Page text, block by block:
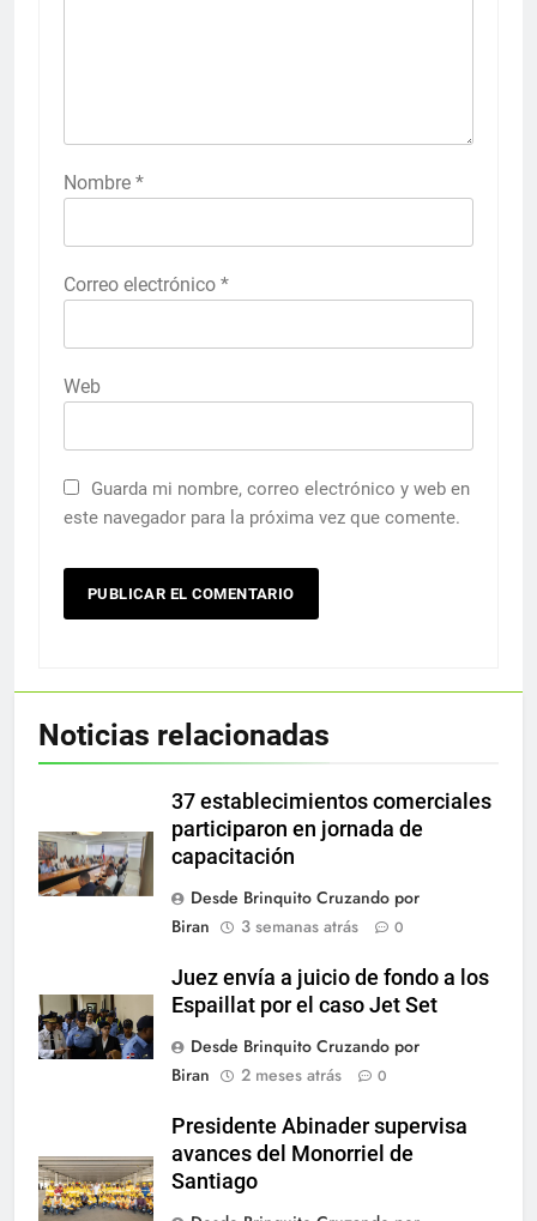
Nombre *
Correo electrónico *
Web
Guarda mi nombre, correo electrónico y web en
este navegador para la próxima vez que comente.
Noticias relacionadas
37 establecimientos comerciales
participaron en jornada de
capacitación
Desde Brinquito Cruzando por
Biran
3 semanas atrás 0
Juez envía a juicio de fondo a los
Espaillat por el caso Jet Set
Desde Brinquito Cruzando por
Biran
2 meses atrás 0
Presidente Abinader supervisa
avances del Monorriel de
Santiago